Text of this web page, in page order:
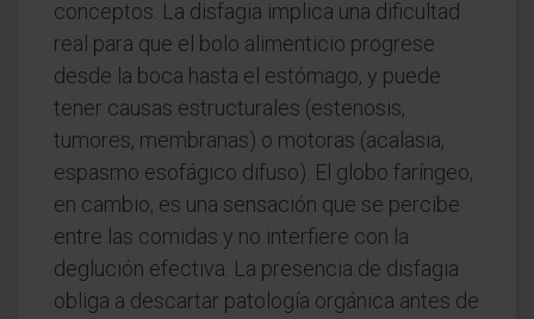
conceptos. La disfagia implica una dificultad
real para que el bolo alimenticio progrese
desde la boca hasta el estómago, y puede
tener causas estructurales (estenosis,
tumores, membranas) o motoras (acalasia,
espasmo esofágico difuso). El globo faríngeo,
en cambio, es una sensación que se percibe
entre las comidas y no interfiere con la
deglución efectiva. La presencia de disfagia
obliga a descartar patología orgánica antes de